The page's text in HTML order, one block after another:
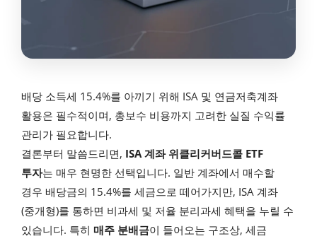
배당 소득세 15.4%를 아끼기 위해 ISA 및 연금저축계좌
활용은 필수적이며, 총보수 비용까지 고려한 실질 수익률
관리가 필요합니다.
결론부터 말씀드리면, ISA 계좌 위클리커버드콜 ETF
투자는 매우 현명한 선택입니다. 일반 계좌에서 매수할
경우 배당금의 15.4%를 세금으로 떼어가지만, ISA 계좌
(중개형)를 통하면 비과세 및 저율 분리과세 혜택을 누릴 수
있습니다. 특히 매주 분배금이 들어오는 구조상, 세금